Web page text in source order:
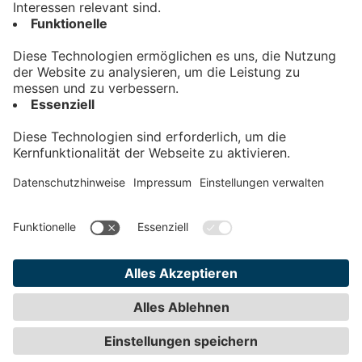
Kontakt
Impressum
Teilnahmebedingungen
Privatsphäre